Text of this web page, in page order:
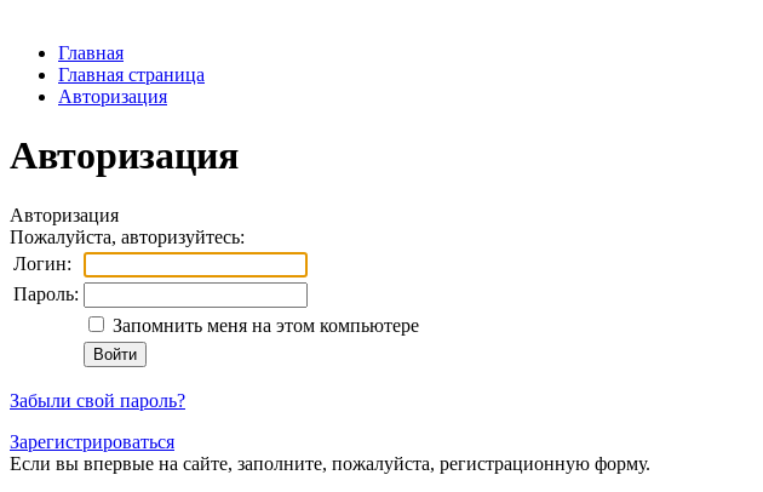
Главная
Главная страница
Авторизация
Авторизация
Авторизация
Пожалуйста, авторизуйтесь:
Логин:
Пароль:
Запомнить меня на этом компьютере
Забыли свой пароль?
Зарегистрироваться
Если вы впервые на сайте, заполните, пожалуйста, регистрационную форму.